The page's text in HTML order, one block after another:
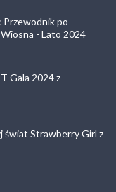
Przewodnik po
- Lato 2024
Gala 2024 z
świat Strawberry Girl z